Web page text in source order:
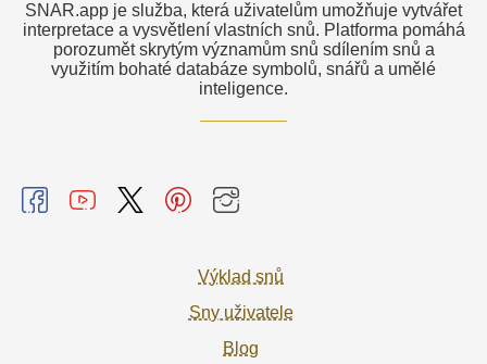
SNAR.app je služba, která uživatelům umožňuje vytvářet
interpretace a vysvětlení vlastních snů. Platforma pomáhá
porozumět skrytým významům snů sdílením snů a
využitím bohaté databáze symbolů, snářů a umělé
inteligence.
Výklad snů
Sny uživatele
Blog